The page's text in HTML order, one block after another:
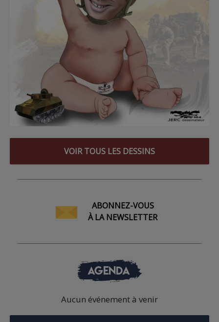
VOIR TOUS LES DESSINS
ABONNEZ-VOUS
À LA NEWSLETTER
AGENDA
Aucun événement à venir